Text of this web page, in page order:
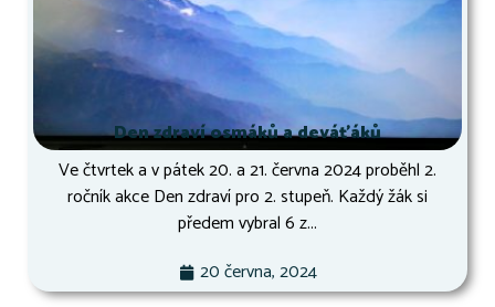
Den zdraví osmáků a deváťáků
Ve čtvrtek a v pátek 20. a 21. června 2024 proběhl 2.
ročník akce Den zdraví pro 2. stupeň. Každý žák si
předem vybral 6 z...
20 června, 2024